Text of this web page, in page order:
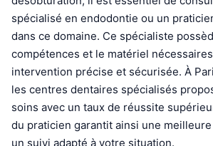
spécialisé en endodontie ou un
dans ce domaine. Ce spécialiste
compétences et le matériel
intervention précise et sécurisée. À
les centres dentaires spécialisés
soins avec un taux de réussite
du praticien garantit ainsi une
un suivi adapté à votre situation.